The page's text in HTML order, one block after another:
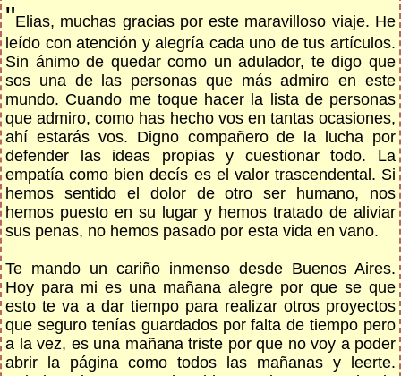
"Elias, muchas gracias por este maravilloso viaje. He
leído con atención y alegría cada uno de tus artículos.
Sin ánimo de quedar como un adulador, te digo que
sos una de las personas que más admiro en este
mundo. Cuando me toque hacer la lista de personas
que admiro, como has hecho vos en tantas ocasiones,
ahí estarás vos. Digno compañero de la lucha por
defender las ideas propias y cuestionar todo. La
empatía como bien decís es el valor trascendental. Si
hemos sentido el dolor de otro ser humano, nos
hemos puesto en su lugar y hemos tratado de aliviar
sus penas, no hemos pasado por esta vida en vano.
Te mando un cariño inmenso desde Buenos Aires.
Hoy para mi es una mañana alegre por que se que
esto te va a dar tiempo para realizar otros proyectos
que seguro tenías guardados por falta de tiempo pero
a la vez, es una mañana triste por que no voy a poder
abrir la página como todos las mañanas y leerte.